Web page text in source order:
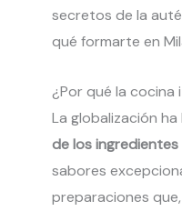
secretos de la
qué formarte en
¿Por qué la cocina
La globalización
de los ingredientes
sabores
preparaciones